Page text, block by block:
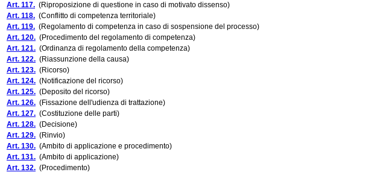
Art. 117. (Riproposizione di questione in caso di motivato dissenso)
Art. 118. (Conflitto di competenza territoriale)
Art. 119. (Regolamento di competenza in caso di sospensione del processo)
Art. 120. (Procedimento del regolamento di competenza)
Art. 121. (Ordinanza di regolamento della competenza)
Art. 122. (Riassunzione della causa)
Art. 123. (Ricorso)
Art. 124. (Notificazione del ricorso)
Art. 125. (Deposito del ricorso)
Art. 126. (Fissazione dell'udienza di trattazione)
Art. 127. (Costituzione delle parti)
Art. 128. (Decisione)
Art. 129. (Rinvio)
Art. 130. (Ambito di applicazione e procedimento)
Art. 131. (Ambito di applicazione)
Art. 132. (Procedimento)